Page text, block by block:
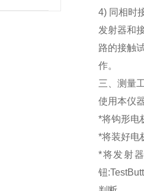
4) 同相时
发射器和
路的接触
作。
三、测量
使用本仪
*将钩形电
*将装好电
*将发射
钮